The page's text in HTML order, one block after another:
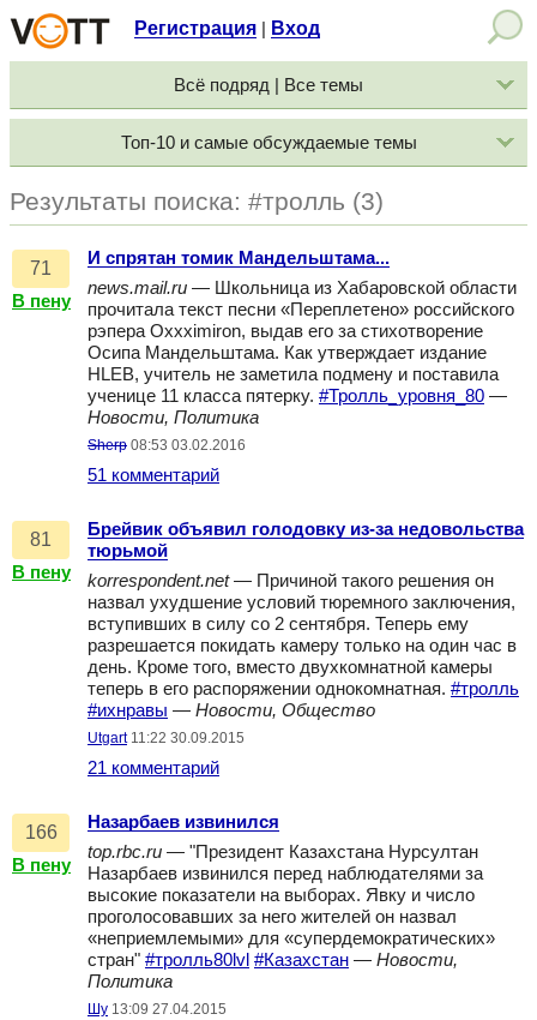
Регистрация Вход
Всё подряд | Все темы
Топ-10 и самые обсуждаемые темы
Результаты поиска: #тролль (3)
71
В пену
И спрятан томик Мандельштама...
news.mail.ru — Школьница из Хабаровской области
прочитала текст песни «Переплетено» российского
рэпера Oxxximiron, выдав его за стихотворение
Осипа Мандельштама. Как утверждает издание
HLEB, учитель не заметила подмену и поставила
ученице 11 класса пятерку. #Тролль_уровня_80 —
Новости, Политика
Sherp 08:53 03.02.2016
51 комментарий
81
В пену
Брейвик объявил голодовку из-за недовольства
тюрьмой
korrespondent.net— Причиной такого решения он
назвал ухудшение условий тюремного заключения,
вступивших в силу со 2 сентября. Теперь ему
разрешается покидать камеру только на один час в
день. Кроме того, вместо двухкомнатной камеры
теперь в его распоряжении однокомнатная. #тролль
#ихнравы — Новости, Общество
Utgart 11:22 30.09.2015
21 комментарий
166
В пену
Назарбаев извинился
top.rbc.ru — "Президент Казахстана Нурсултан
Назарбаев извинился перед наблюдателями за
высокие показатели на выборах. Явку и число
проголосовавших за него жителей он назвал
«неприемлемыми» для «супердемократических»
стран" #тролль80lvl #Казахстан — Новости,
Политика
Шу 13:09 27.04.2015